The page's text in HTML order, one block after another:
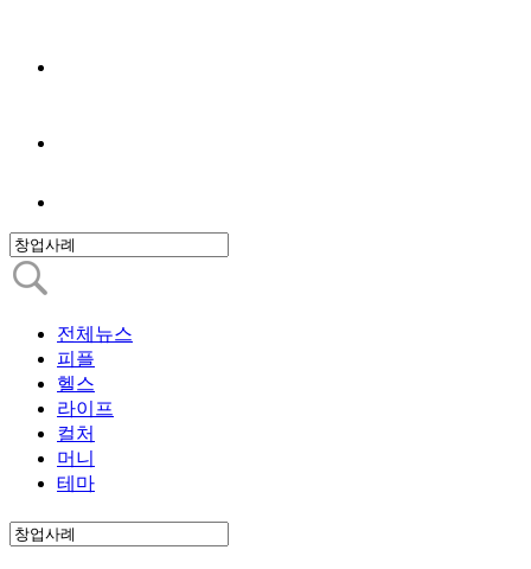
전체뉴스
피플
헬스
라이프
컬처
머니
테마